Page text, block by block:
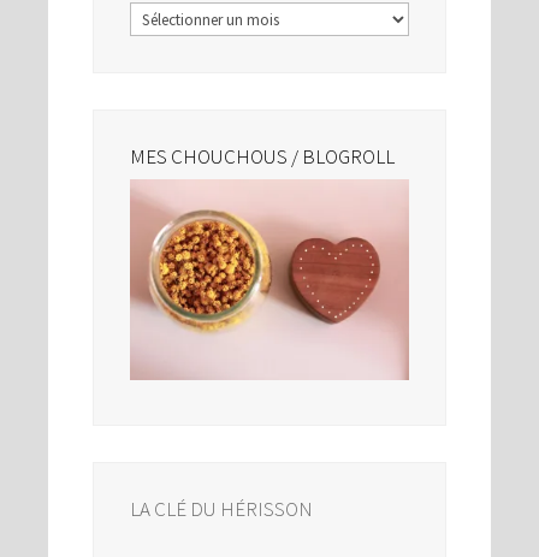
Archives
MES CHOUCHOUS / BLOGROLL
LA CLÉ DU HÉRISSON